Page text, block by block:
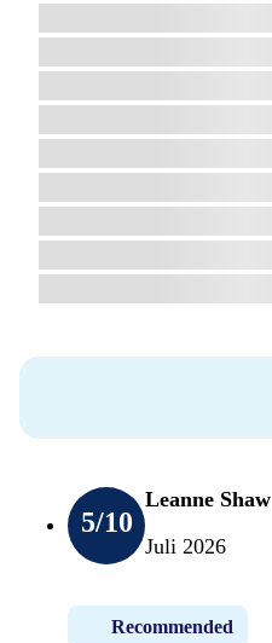
5/10
Leanne Shaw
Juli 2026
Recommended